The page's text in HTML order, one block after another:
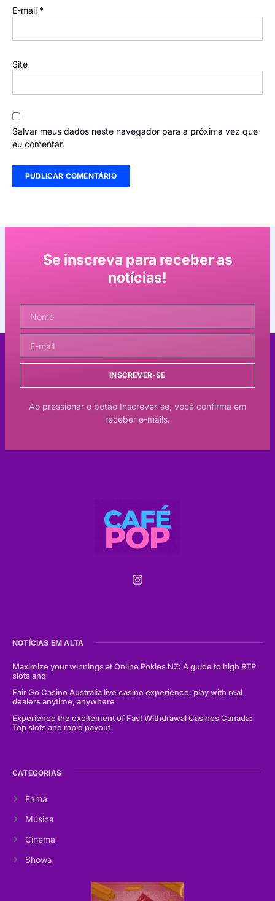
E-mail *
Site
Salvar meus dados neste navegador para a próxima vez que
eu comentar.
Se inscreva para receber as
notícias!
INSCREVER-SE
Ao pressionar o botão Inscrever-se, você confirma em
receber e-mails.
NOTÍCIAS EM ALTA
Maximize your winnings at Online Pokies NZ: A guide to high RTP
slots and
Fair Go Casino Australia live casino experience: play with real
dealers anytime, anywhere
Experience the excitement of Fast Withdrawal Casinos Canada:
Top slots and rapid payout
CATEGORIAS
Fama
Música
Cinema
Shows